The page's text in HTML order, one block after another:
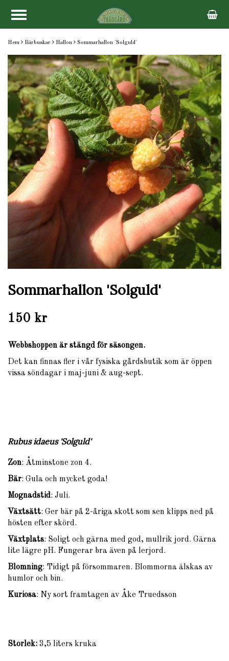
Hem Bärbuskar Hallon Sommarhallon 'Solguld'
Sommarhallon 'Solguld'
150 kr
Webbshoppen är stängd för säsongen.
Det kan finnas fler i vår fysiska gårdsbutik som är öppen
vissa söndagar i maj-juni & aug-sept.
Rubus idaeus 'Solguld'
Zon: Åtminstone zon 4.
Bär: Gula och mycket goda!
Mognadstid: Juli.
Växtsätt: Ger bär på 2-åriga skott som sen klipps ned på
hösten efter skörd.
Växtplats: Soligt och gärna med god, mullrik jord. Gärna
lite lägre pH. Fungerar bra även på lerjord.
Blomning: Tidigt på försommaren. Blommorna älskas av
humlor och bin.
Kuriosa: Ny sort framtagen av Åke Truedsson
Storlek: 3,5 liters kruka